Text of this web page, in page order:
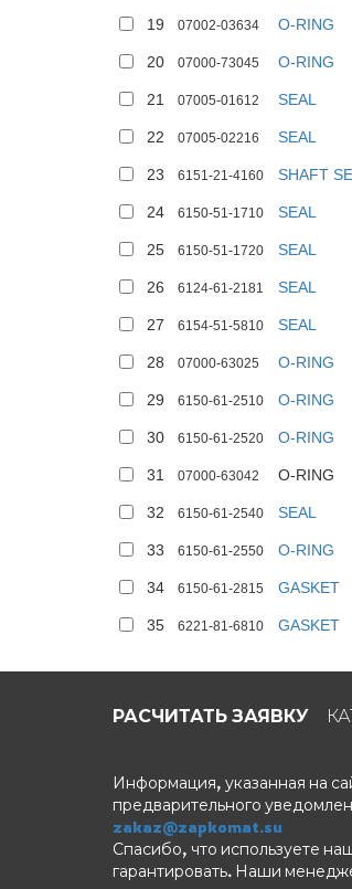
19 07002-03634 O-RING
20 07000-73045 O-RING
21 07005-01612 SEAL
22 07005-02216 SEAL
23 6151-21-4160 SHAFT
24 6150-51-1710 SEAL
25 6150-51-1720 SEAL
26 6124-61-2181 SEAL
27 6154-51-5810 SEAL
28 07000-63025 O-RING
29 6150-61-2510 O-RING
30 6150-61-2520 O-RING
31 07000-63042 O-RING
32 6150-61-2540 SEAL
33 6150-61-2550 O-RING
34 6150-61-2815 GASKET
35 6221-81-6810 GASKET
РАСЧИТАТЬ ЗАЯВКУ
Информация, указанная на
предварительного
zakaz@zapkomat.su
Спасибо, что используете
гарантировать. Наши